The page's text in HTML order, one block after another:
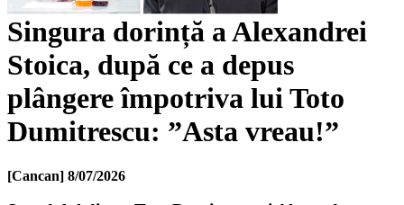
Singura dorință a Alexandrei
Stoica, după ce a depus
plângere împotriva lui Toto
Dumitrescu: ”Asta vreau!”
[Cancan] 8/07/2026